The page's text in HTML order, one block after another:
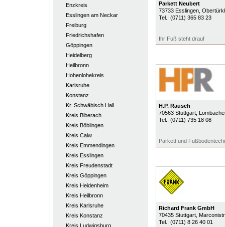
Enzkreis
Esslingen am Neckar
Freiburg
Friedrichshafen
Göppingen
Heidelberg
Heilbronn
Hohenlohekreis
Karlsruhe
Konstanz
Kr. Schwäbisch Hall
Kreis Biberach
Kreis Böblingen
Kreis Calw
Kreis Emmendingen
Kreis Esslingen
Kreis Freudenstadt
Kreis Göppingen
Kreis Heidenheim
Kreis Heilbronn
Kreis Karlsruhe
Kreis Konstanz
Kreis Ludwigsburg
Parkett Neubert
73733 Esslingen,
Tel.: (0711) 365 83 23
Ihr Fuß steht drauf
H.P. Rausch
70563 Stuttgart,
Tel.: (0711) 735 18 08
Parkett und
Richard Frank GmbH
70435 Stuttgart,
Tel.: (0711) 8 26 40 01